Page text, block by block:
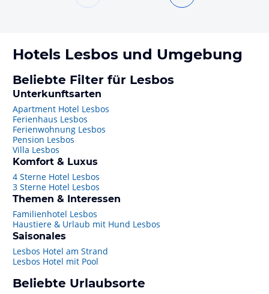
Hotels Lesbos und Umgebung
Beliebte Filter für Lesbos
Unterkunftsarten
Apartment Hotel Lesbos
Ferienhaus Lesbos
Ferienwohnung Lesbos
Pension Lesbos
Villa Lesbos
Komfort & Luxus
4 Sterne Hotel Lesbos
3 Sterne Hotel Lesbos
Themen & Interessen
Familienhotel Lesbos
Haustiere & Urlaub mit Hund Lesbos
Saisonales
Lesbos Hotel am Strand
Lesbos Hotel mit Pool
Beliebte Urlaubsorte